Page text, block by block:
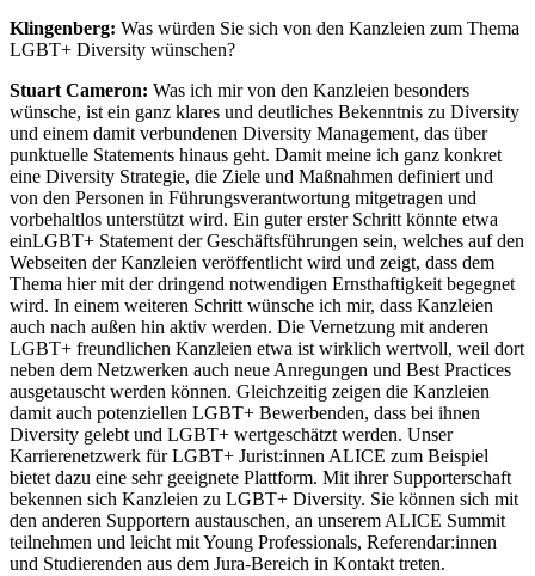
Klingenberg: Was würden Sie sich von den Kanzleien zum Thema
LGBT+ Diversity wünschen?
Stuart Cameron: Was ich mir von den Kanzleien besonders
wünsche, ist ein ganz klares und deutliches Bekenntnis zu Diversity
und einem damit verbundenen Diversity Management, das über
punktuelle Statements hinaus geht. Damit meine ich ganz konkret
eine Diversity Strategie, die Ziele und Maßnahmen definiert und
von den Personen in Führungsverantwortung mitgetragen und
vorbehaltlos unterstützt wird. Ein guter erster Schritt könnte etwa
einLGBT+ Statement der Geschäftsführungen sein, welches auf den
Webseiten der Kanzleien veröffentlicht wird und zeigt, dass dem
Thema hier mit der dringend notwendigen Ernsthaftigkeit begegnet
wird. In einem weiteren Schritt wünsche ich mir, dass Kanzleien
auch nach außen hin aktiv werden. Die Vernetzung mit anderen
LGBT+ freundlichen Kanzleien etwa ist wirklich wertvoll, weil dort
neben dem Netzwerken auch neue Anregungen und Best Practices
ausgetauscht werden können. Gleichzeitig zeigen die Kanzleien
damit auch potenziellen LGBT+ Bewerbenden, dass bei ihnen
Diversity gelebt und LGBT+ wertgeschätzt werden. Unser
Karrierenetzwerk für LGBT+ Jurist:innen ALICE zum Beispiel
bietet dazu eine sehr geeignete Plattform. Mit ihrer Supporterschaft
bekennen sich Kanzleien zu LGBT+ Diversity. Sie können sich mit
den anderen Supportern austauschen, an unserem ALICE Summit
teilnehmen und leicht mit Young Professionals, Referendar:innen
und Studierenden aus dem Jura-Bereich in Kontakt treten.